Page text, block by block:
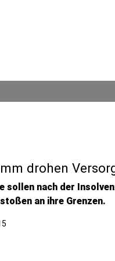
drohen
nach der
an ihre Grenzen.